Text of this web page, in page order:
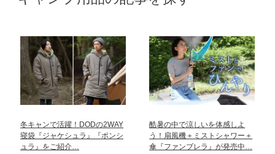
冬キャンで活躍！DODの2WAY
寝袋『ジャケシュラ』『ポンシ
ュラ』をご紹介…
酷暑の中で涼しいを体感しよ
う！扇風機＋ミストシャワー＋
傘『ファンブレラ』が発売中…